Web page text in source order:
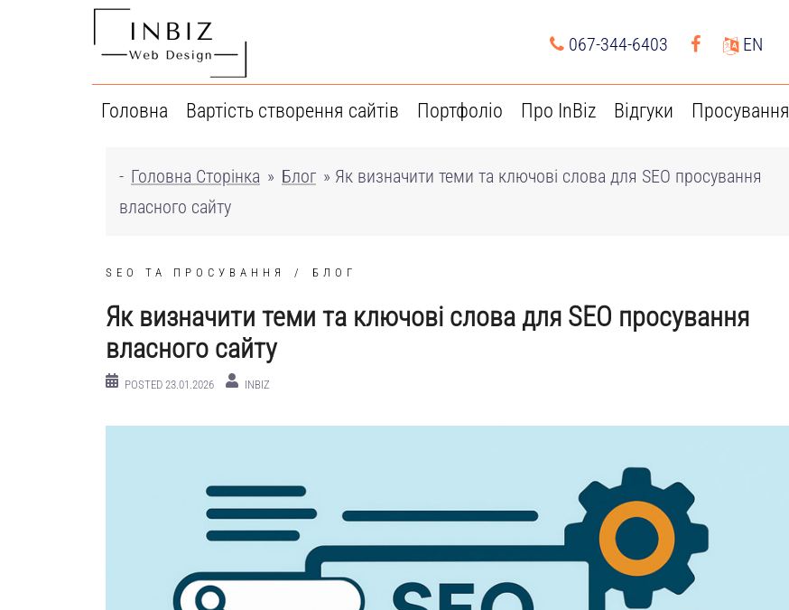
067-344-6403 EN
Головна Вартість створення сайтів Портфоліо Про InBiz Відгуки Просування
- Головна Сторінка » Блог » Як визначити теми та ключові слова для SEO просування
власного сайту
SEO ТА ПРОСУВАННЯ БЛОГ
Як визначити теми та ключові слова для SEO просування
власного сайту
POSTED 23.01.2026 INBIZ